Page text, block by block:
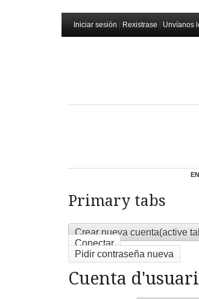
Iniciar sesión Rexistrase Unvíanos
Primary tabs
Crear nueva cuenta(active
Conectar
Pidir contraseña nueva
Cuenta